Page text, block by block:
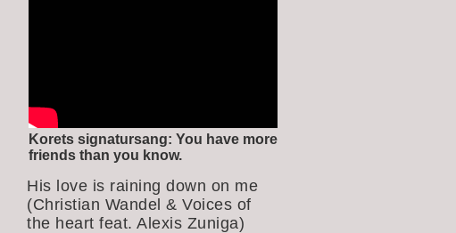
Korets signatursang: You have more
friends than you know.
His love is raining down on me
(Christian Wandel & Voices of
the heart feat. Alexis Zuniga)